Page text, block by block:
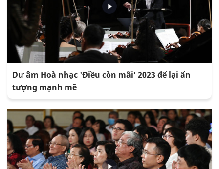
Dư âm Hoà nhạc 'Điều còn mãi' 2023 để lại ấn
tượng mạnh mẽ